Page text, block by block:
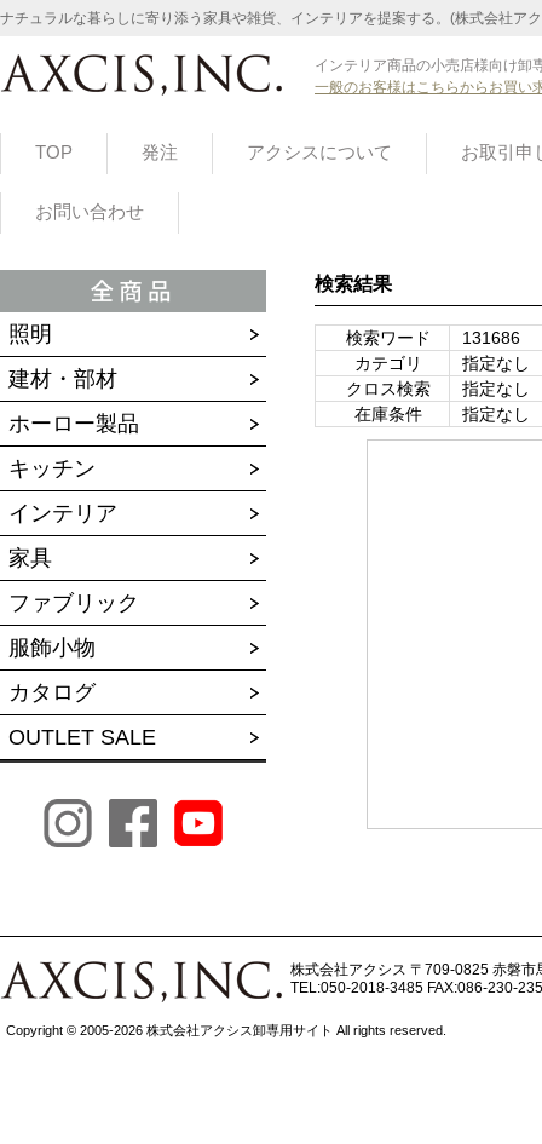
ナチュラルな暮らしに寄り添う家具や雑貨、インテリアを提案する。(株式会社ア
インテリア商品の小売店様向け卸
一般のお客様はこちらからお買い
TOP 発注 アクシスについて お取引申
お問い合わせ
照明
建材・部材
ホーロー製品
キッチン
インテリア
家具
ファブリック
服飾小物
カタログ
OUTLET SALE
検索結果
検索ワード
131686
カテゴリ
指定なし
クロス検索
指定なし
在庫条件
指定なし
株式会社アクシス 〒709-0825 赤磐市
TEL:050-2018-3485 FAX:086-230-
Copyright © 2005-2026 株式会社アクシス卸専用サイト All rights reserved.